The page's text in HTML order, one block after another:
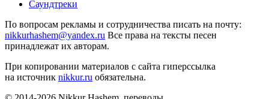
Саундтреки
По вопросам рекламы и сотрудничества писать на почту:
nikkurhashem@yandex.ru Все права на тексты песен
принадлежат их авторам.
При копировании материалов с сайта гиперссылка
на источник nikkur.ru обязательна.